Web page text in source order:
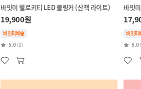
바잇미 헬로키티 LED 블링커 (산책 라이트)
19,900원
바잇미배송
5.0 (3)
바잇
바잇미
5.0